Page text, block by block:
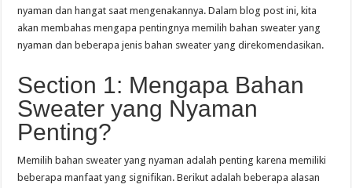
nyaman dan hangat saat mengenakannya. Dalam blog post ini, kita
akan membahas mengapa pentingnya memilih bahan sweater yang
nyaman dan beberapa jenis bahan sweater yang direkomendasikan.
Section 1: Mengapa Bahan
Sweater yang Nyaman
Penting?
Memilih bahan sweater yang nyaman adalah penting karena memiliki
beberapa manfaat yang signifikan. Berikut adalah beberapa alasan